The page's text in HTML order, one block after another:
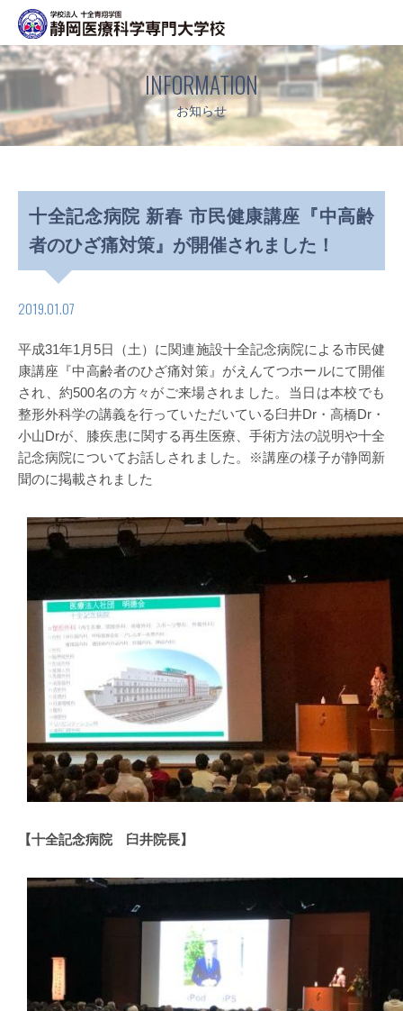
INFORMATION
お知らせ
十全記念病院 新春 市民健康講座『中高齢
者のひざ痛対策』が開催されました！
2019.01.07
平成31年1月5日（土）に関連施設十全記念病院による市民健
康講座『中高齢者のひざ痛対策』がえんてつホールにて開催
され、約500名の方々がご来場されました。当日は本校でも
整形外科学の講義を行っていただいている臼井Dr・高橋Dr・
小山Drが、膝疾患に関する再生医療、手術方法の説明や十全
記念病院についてお話しされました。※講座の様子が静岡新
聞のに掲載されました
【十全記念病院 臼井院長】